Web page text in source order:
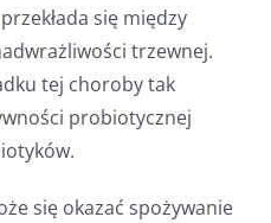
się między
trzewnej.
tej choroby tak
probiotycznej
się okazać spożywanie